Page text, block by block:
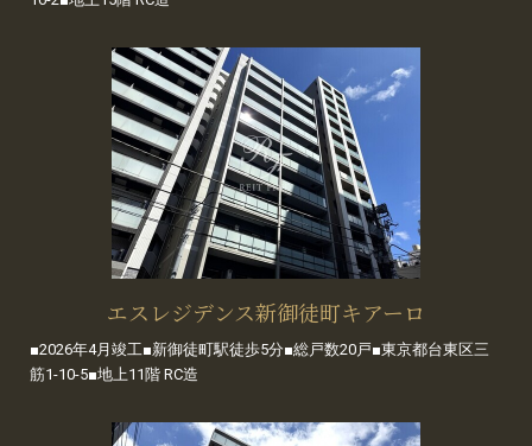
エスレジデンス新御徒町キアーロ
■2026年4月竣工■新御徒町駅徒歩5分■総戸数20戸■東京都台東区三
筋1-10-5■地上11階 RC造